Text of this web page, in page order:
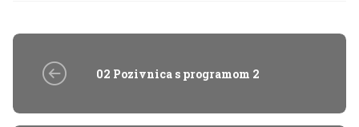
02 Pozivnica s programom 2